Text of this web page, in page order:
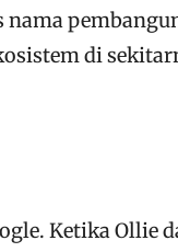
nama
di
Ketika Ollie